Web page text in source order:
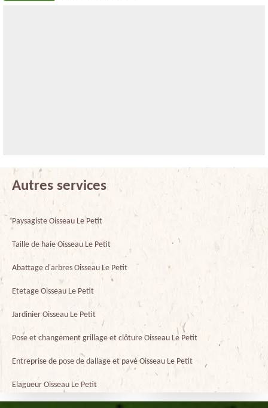
Autres services
Paysagiste Oisseau Le Petit
Taille de haie Oisseau Le Petit
Abattage d'arbres Oisseau Le Petit
Etetage Oisseau Le Petit
Jardinier Oisseau Le Petit
Pose et changement grillage et clôture Oisseau Le Petit
Entreprise de pose de dallage et pavé Oisseau Le Petit
Elagueur Oisseau Le Petit